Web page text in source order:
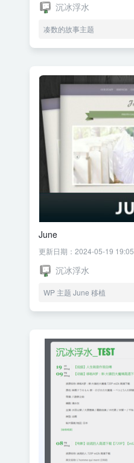
沉冰浮水
凑数的故事主题
June
更新日期：2024-05-19 19:05
沉冰浮水
WP 主题 June 移植